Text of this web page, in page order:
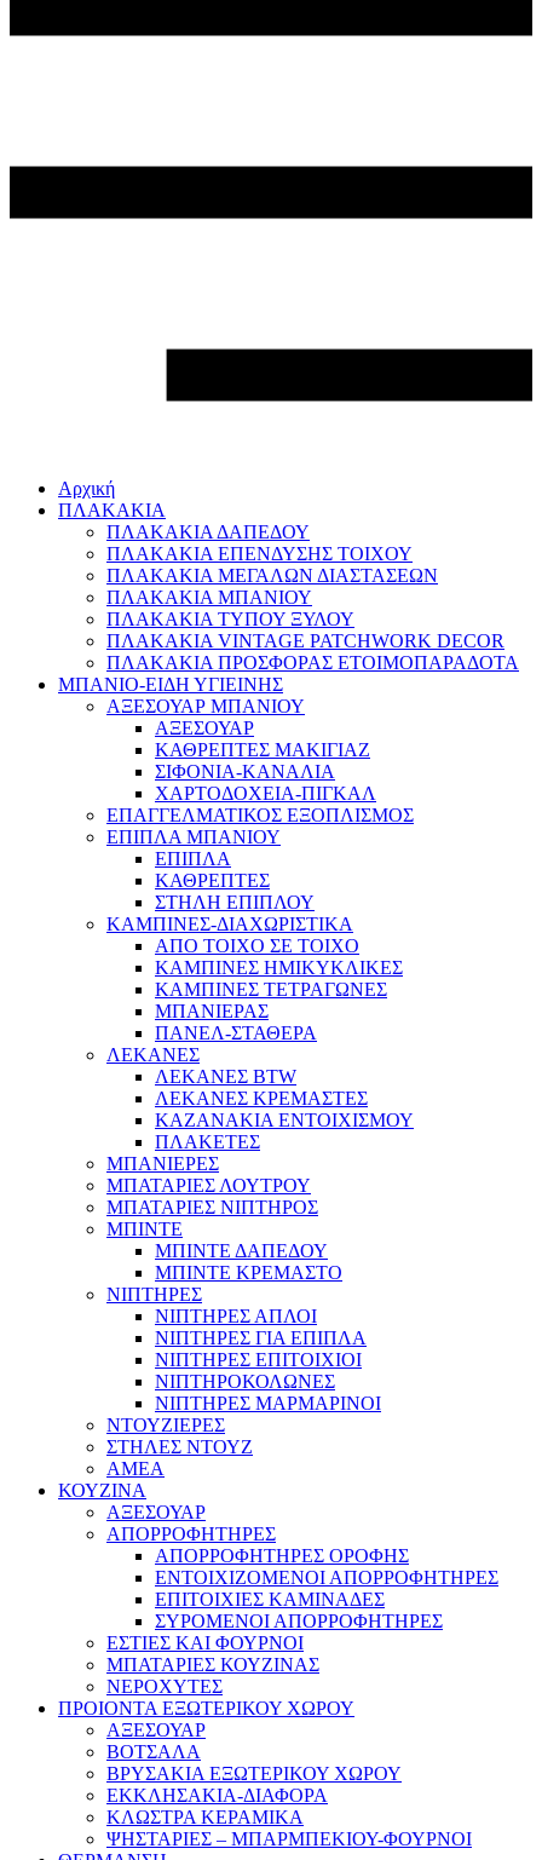
Αρχική
ΠΛΑΚΑΚΙΑ
ΠΛΑΚΑΚΙΑ ΔΑΠΕΔΟΥ
ΠΛΑΚΑΚΙΑ ΕΠΕΝΔΥΣΗΣ ΤΟΙΧΟΥ
ΠΛΑΚΑΚΙΑ ΜΕΓΑΛΩΝ ΔΙΑΣΤΑΣΕΩΝ
ΠΛΑΚΑΚΙΑ ΜΠΑΝΙΟΥ
ΠΛΑΚΑΚΙΑ ΤΥΠΟΥ ΞΥΛΟΥ
ΠΛΑΚΑΚΙΑ VINTAGE PATCHWORK DECOR
ΠΛΑΚΑΚΙΑ ΠΡΟΣΦΟΡΑΣ ΕΤΟΙΜΟΠΑΡΑΔΟΤΑ
ΜΠΑΝΙΟ-ΕΙΔΗ ΥΓΙΕΙΝΗΣ
ΑΞΕΣΟΥΑΡ ΜΠΑΝΙΟΥ
ΑΞΕΣΟΥΑΡ
ΚΑΘΡΕΠΤΕΣ ΜΑΚΙΓΙΑΖ
ΣΙΦΟΝΙΑ-ΚΑΝΑΛΙΑ
ΧΑΡΤΟΔΟΧΕΙΑ-ΠΙΓΚΑΛ
ΕΠΑΓΓΕΛΜΑΤΙΚΟΣ ΕΞΟΠΛΙΣΜΟΣ
ΕΠΙΠΛΑ ΜΠΑΝΙΟΥ
ΕΠΙΠΛΑ
ΚΑΘΡΕΠΤΕΣ
ΣΤΗΛΗ ΕΠΙΠΛΟΥ
ΚΑΜΠΙΝΕΣ-ΔΙΑΧΩΡΙΣΤΙΚΑ
ΑΠΟ ΤΟΙΧΟ ΣΕ ΤΟΙΧΟ
ΚΑΜΠΙΝΕΣ ΗΜΙΚΥΚΛΙΚΕΣ
ΚΑΜΠΙΝΕΣ ΤΕΤΡΑΓΩΝΕΣ
ΜΠΑΝΙΕΡΑΣ
ΠΑΝΕΛ-ΣΤΑΘΕΡΑ
ΛΕΚΑΝΕΣ
ΛΕΚΑΝΕΣ BTW
ΛΕΚΑΝΕΣ ΚΡΕΜΑΣΤΕΣ
ΚΑΖΑΝΑΚΙΑ ΕΝΤΟΙΧΙΣΜΟΥ
ΠΛΑΚΕΤΕΣ
ΜΠΑΝΙΕΡΕΣ
ΜΠΑΤΑΡΙΕΣ ΛΟΥΤΡΟΥ
ΜΠΑΤΑΡΙΕΣ ΝΙΠΤΗΡΟΣ
ΜΠΙΝΤΕ
ΜΠΙΝΤΕ ΔΑΠΕΔΟΥ
ΜΠΙΝΤΕ ΚΡΕΜΑΣΤΟ
ΝΙΠΤΗΡΕΣ
ΝΙΠΤΗΡΕΣ ΑΠΛΟΙ
ΝΙΠΤΗΡΕΣ ΓΙΑ ΕΠΙΠΛΑ
ΝΙΠΤΗΡΕΣ ΕΠΙΤΟΙΧΙΟΙ
ΝΙΠΤΗΡΟΚΟΛΩΝΕΣ
ΝΙΠΤΗΡΕΣ ΜΑΡΜΑΡΙΝΟΙ
ΝΤΟΥΖΙΕΡΕΣ
ΣΤΗΛΕΣ ΝΤΟΥΖ
ΑΜΕΑ
ΚΟΥΖΙΝΑ
ΑΞΕΣΟΥΑΡ
ΑΠΟΡΡΟΦΗΤΗΡΕΣ
ΑΠΟΡΡΟΦΗΤΗΡΕΣ ΟΡΟΦΗΣ
ΕΝΤΟΙΧΙΖΟΜΕΝΟΙ ΑΠΟΡΡΟΦΗΤΗΡΕΣ
ΕΠΙΤΟΙΧΙΕΣ ΚΑΜΙΝΑΔΕΣ
ΣΥΡΟΜΕΝΟΙ ΑΠΟΡΡΟΦΗΤΗΡΕΣ
ΕΣΤΙΕΣ ΚΑΙ ΦΟΥΡΝΟΙ
ΜΠΑΤΑΡΙΕΣ ΚΟΥΖΙΝΑΣ
ΝΕΡΟΧΥΤΕΣ
ΠΡΟΙΟΝΤΑ ΕΞΩΤΕΡΙΚΟΥ ΧΩΡΟΥ
ΑΞΕΣΟΥΑΡ
ΒΟΤΣΑΛΑ
ΒΡΥΣΑΚΙΑ ΕΞΩΤΕΡΙΚΟΥ ΧΩΡΟΥ
ΕΚΚΛΗΣΑΚΙΑ-ΔΙΑΦΟΡΑ
ΚΛΩΣΤΡΑ ΚΕΡΑΜΙΚΑ
ΨΗΣΤΑΡΙΕΣ – ΜΠΑΡΜΠΕΚΙΟΥ-ΦΟΥΡΝΟΙ